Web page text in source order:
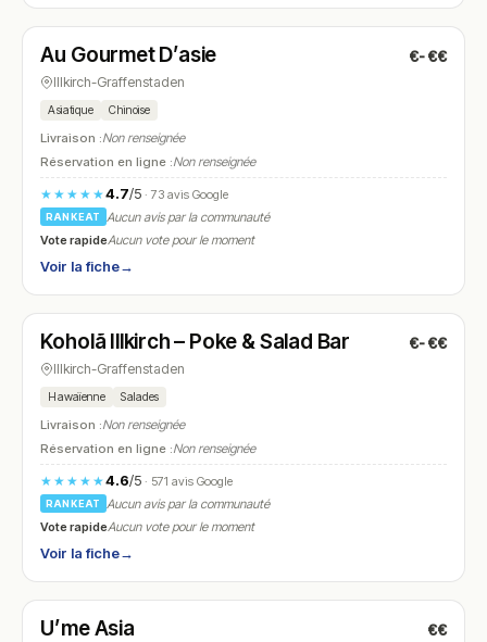
N° 18
Au Gourmet D’asie €-€€
Illkirch-Graffenstaden
Asiatique Chinoise
Livraison :Non renseignée
Réservation en ligne :Non renseignée
★★★★★4.7/5· 73 avis Google
RANKEAT
Aucun avis par la communauté
Vote rapideAucun vote pour le moment
Voir la fiche→
N° 19
Koholã Illkirch – Poke & Salad Bar €-€€
Illkirch-Graffenstaden
Hawaïenne Salades
Livraison :Non renseignée
Réservation en ligne :Non renseignée
★★★★★4.6/5· 571 avis Google
RANKEAT
Aucun avis par la communauté
Vote rapideAucun vote pour le moment
Voir la fiche→
N° 20
U’me Asia €€